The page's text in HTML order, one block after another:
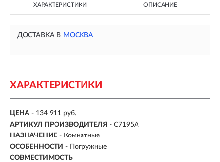
ХАРАКТЕРИСТИКИ ОПИСАНИЕ
ДОСТАВКА В МОСКВА
ХАРАКТЕРИСТИКИ
ЦЕНА - 134 911 руб.
АРТИКУЛ ПРОИЗВОДИТЕЛЯ - C7195A
НАЗНАЧЕНИЕ - Комнатные
ОСОБЕННОСТИ - Погружные
СОВМЕСТИМОСТЬ